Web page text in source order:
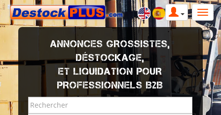
ANNONCES GROSSISTES,
DÉSTOCKAGE,
ET LIQUIDATION POUR
PROFESSIONNELS B2B